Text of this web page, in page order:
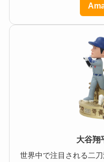
大谷翔
世界中で注目される二